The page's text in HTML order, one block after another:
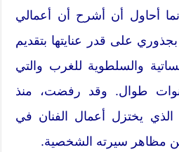
أحاول أن أشرح أن أعمالي
على قدر عنايتها بتقديم
والسلطوية للغرب والتي
طوال. وقد رفضت، منذ
الذي يختزل أعمال الفنان في
سيرته الشخصية.